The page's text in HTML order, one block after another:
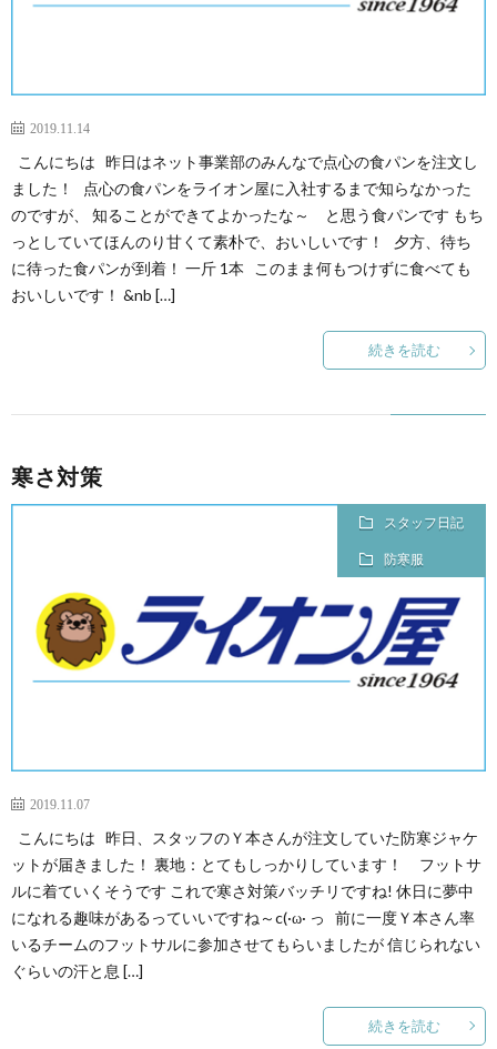
2019.11.14
こんにちは 昨日はネット事業部のみんなで点心の食パンを注文し
ました！ 点心の食パンをライオン屋に入社するまで知らなかった
のですが、 知ることができてよかったな～ と思う食パンです もち
っとしていてほんのり甘くて素朴で、おいしいです！ 夕方、待ち
に待った食パンが到着！ 一斤 1本 このまま何もつけずに食べても
おいしいです！ &nb […]
続きを読む
寒さ対策
スタッフ日記
防寒服
2019.11.07
こんにちは 昨日、スタッフのＹ本さんが注文していた防寒ジャケ
ットが届きました！ 裏地：とてもしっかりしています！ フットサ
ルに着ていくそうです これで寒さ対策バッチリですね! 休日に夢中
になれる趣味があるっていいですね～c(·ω· っ 前に一度Ｙ本さん率
いるチームのフットサルに参加させてもらいましたが 信じられない
ぐらいの汗と息 […]
続きを読む